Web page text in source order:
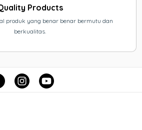
Products
produk yang benar benar bermutu dan
berkualitas.